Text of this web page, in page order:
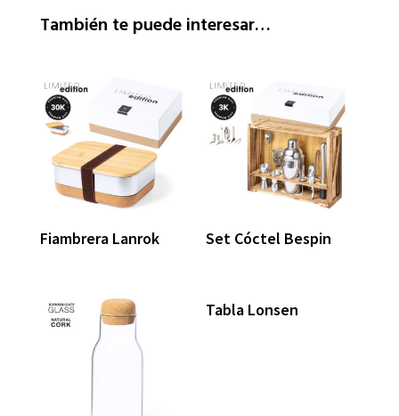
También te puede interesar…
Fiambrera Lanrok Set Cóctel Bespin
Tabla Lonsen